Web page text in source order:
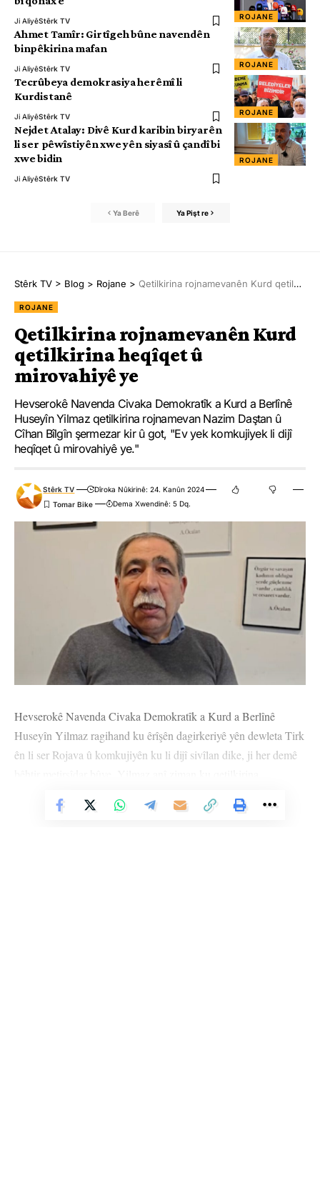
ROJANE
Ji AliyêStêrk TV
ROJANE
Ahmet Tamîr: Girtîgeh bûne navendên
binpêkirina mafan
Ji AliyêStêrk TV
ROJANE
Tecrûbeya demokrasiya herêmî li
Kurdistanê
Ji AliyêStêrk TV
ROJANE
Nejdet Atalay: Divê Kurd karibin biryarên
li ser pêwîstiyên xwe yên siyasî û çandî bi
xwe bidin
Ji AliyêStêrk TV
Ya Berê Ya Pişt re
Stêrk TV > Blog > Rojane > Qetilkirina rojnamevanên Kurd qetilkirina heqîqet û mirovahiyê ye
ROJANE
Qetilkirina rojnamevanên Kurd
qetilkirina heqîqet û
mirovahiyê ye
Hevserokê Navenda Civaka Demokratîk a Kurd a Berlînê
Huseyîn Yilmaz qetilkirina rojnamevan Nazim Daştan û
Cîhan Bîlgîn şermezar kir û got, "Ev yek komkujiyek li dijî
heqîqet û mirovahiyê ye."
Stêrk TV
Dîroka Nûkirinê: 24. Kanûn 2024
Dema Xwendinê: 5 Dq.
Hevserokê Navenda Civaka Demokratîk a Kurd a Berlînê
Huseyîn Yilmaz ragihand ku êrîşên dagirkeriyê yên dewleta Tirk
ên li ser Rojava û komkujiyên ku li dijî sivîlan dike, ji her demê
ragihandina heqîqeta li Rojava ya ji bo raya giştî ya cîhanê bû.
Vê Nûçeyê Bixwîne